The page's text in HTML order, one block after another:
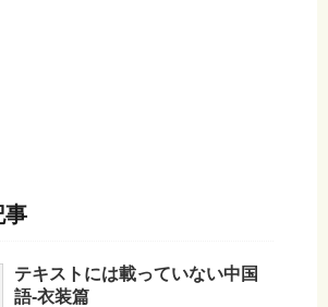
事
テキストには載っていない中国
語-衣装篇